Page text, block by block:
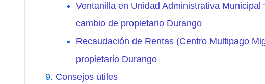
Ventanilla en Unidad Administrativa Municipal
cambio de propietario Durango
Recaudación de Rentas (Centro Multipago
propietario Durango
Consejos útiles